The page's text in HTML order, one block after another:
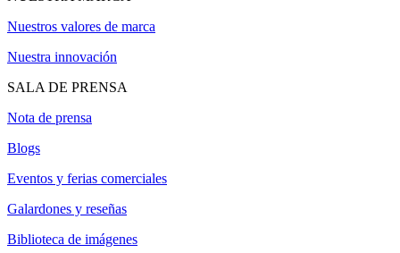
Nuestros valores de marca
Nuestra innovación
SALA DE PRENSA
Nota de prensa
Blogs
Eventos y ferias comerciales
Galardones y reseñas
Biblioteca de imágenes